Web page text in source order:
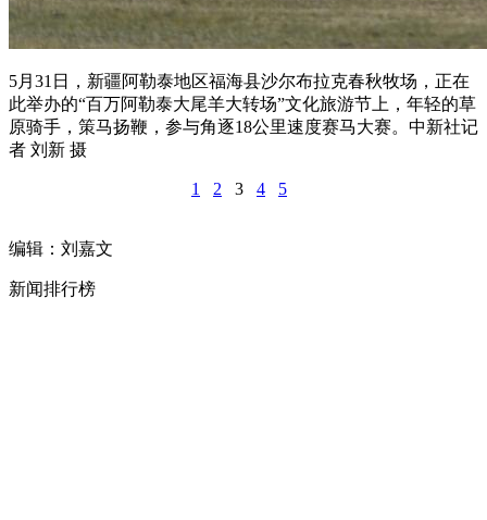
5月31日，新疆阿勒泰地区福海县沙尔布拉克春秋牧场，正在
此举办的“百万阿勒泰大尾羊大转场”文化旅游节上，年轻的草
原骑手，策马扬鞭，参与角逐18公里速度赛马大赛。中新社记
者 刘新 摄
1 2 3 4 5
编辑：刘嘉文
新闻排行榜